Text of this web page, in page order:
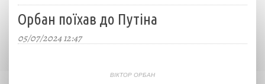
Орбан поїхав до Путіна
05/07/2024 12:47
ВІКТОР ОРБАН